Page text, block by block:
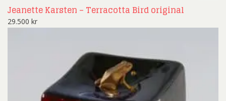
Jeanette Karsten – Terracotta Bird original
29.500 kr